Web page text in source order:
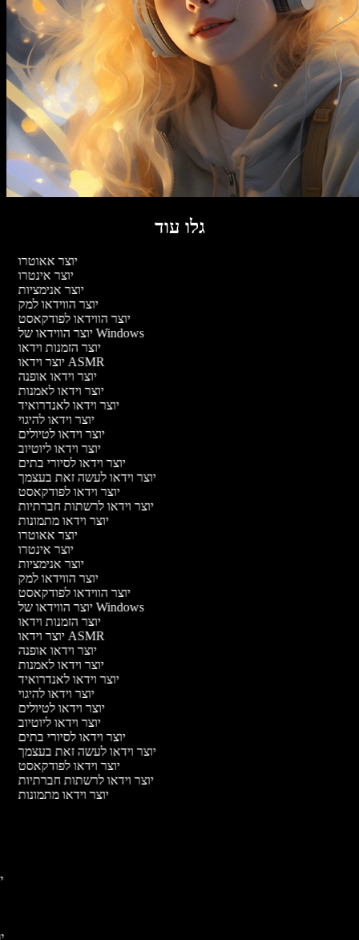
גלו עוד
יוצר אאוטרו
יוצר אינטרו
יוצר אנימציות
יוצר הווידאו למק
יוצר הווידאו לפודקאסט
יוצר הווידאו של Windows
יוצר הזמנות וידאו
יוצר וידאו ASMR
יוצר וידאו אופנה
יוצר וידאו לאמנות
יוצר וידאו לאנדרואיד
יוצר וידאו להיגוי
יוצר וידאו לטיולים
יוצר וידאו ליוטיוב
יוצר וידאו לסיורי בתים
יוצר וידאו לעשה זאת בעצמך
יוצר וידאו לפודקאסט
יוצר וידאו לרשתות חברתיות
יוצר וידאו מתמונות
יוצר אאוטרו
יוצר אינטרו
יוצר אנימציות
יוצר הווידאו למק
יוצר הווידאו לפודקאסט
יוצר הווידאו של Windows
יוצר הזמנות וידאו
יוצר וידאו ASMR
יוצר וידאו אופנה
יוצר וידאו לאמנות
יוצר וידאו לאנדרואיד
יוצר וידאו להיגוי
יוצר וידאו לטיולים
יוצר וידאו ליוטיוב
יוצר וידאו לסיורי בתים
יוצר וידאו לעשה זאת בעצמך
יוצר וידאו לפודקאסט
יוצר וידאו לרשתות חברתיות
יוצר וידאו מתמונות